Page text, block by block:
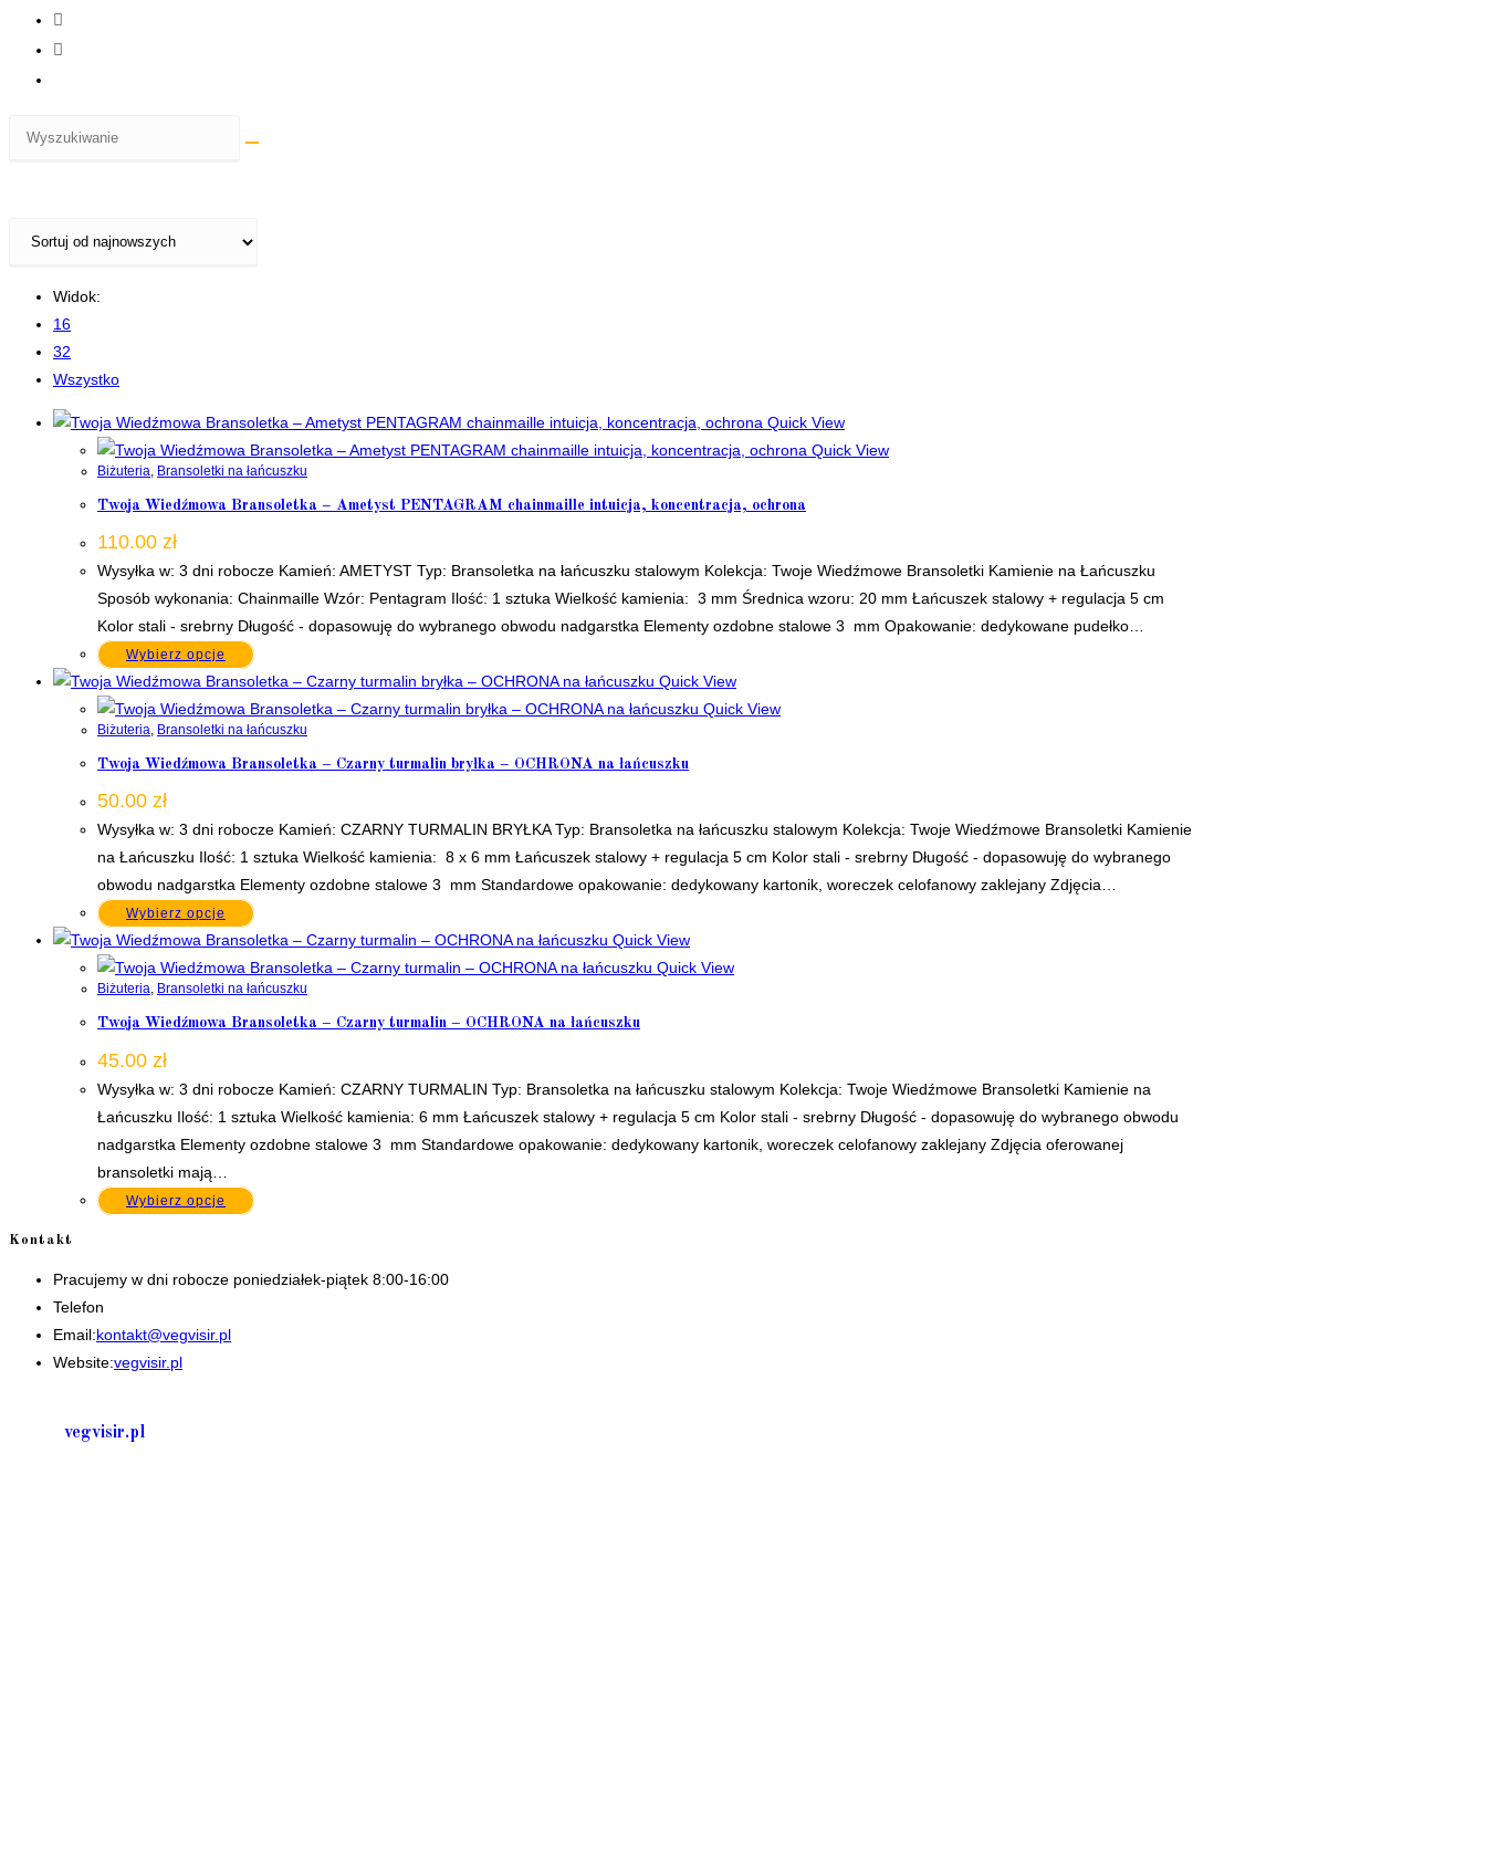
Widok:
16
32
Wszystko
Quick View
Quick View
Biżuteria, Bransoletki na łańcuszku
Twoja Wiedźmowa Bransoletka – Ametyst PENTAGRAM chainmaille intuicja, koncentracja, ochrona
110.00 zł
Wysyłka w: 3 dni robocze Kamień: AMETYST Typ: Bransoletka na łańcuszku stalowym Kolekcja: Twoje Wiedźmowe Bransoletki Kamienie na Łańcuszku
Sposób wykonania: Chainmaille Wzór: Pentagram Ilość: 1 sztuka Wielkość kamienia: 3 mm Średnica wzoru: 20 mm Łańcuszek stalowy + regulacja 5 cm
Kolor stali - srebrny Długość - dopasowuję do wybranego obwodu nadgarstka Elementy ozdobne stalowe 3 mm Opakowanie: dedykowane pudełko…
Wybierz opcje
Quick View
Quick View
Biżuteria, Bransoletki na łańcuszku
Twoja Wiedźmowa Bransoletka – Czarny turmalin bryłka – OCHRONA na łańcuszku
50.00 zł
Wysyłka w: 3 dni robocze Kamień: CZARNY TURMALIN BRYŁKA Typ: Bransoletka na łańcuszku stalowym Kolekcja: Twoje Wiedźmowe Bransoletki Kamienie
na Łańcuszku Ilość: 1 sztuka Wielkość kamienia: 8 x 6 mm Łańcuszek stalowy + regulacja 5 cm Kolor stali - srebrny Długość - dopasowuję do wybranego
obwodu nadgarstka Elementy ozdobne stalowe 3 mm Standardowe opakowanie: dedykowany kartonik, woreczek celofanowy zaklejany Zdjęcia…
Wybierz opcje
Quick View
Quick View
Biżuteria, Bransoletki na łańcuszku
Twoja Wiedźmowa Bransoletka – Czarny turmalin – OCHRONA na łańcuszku
45.00 zł
Wysyłka w: 3 dni robocze Kamień: CZARNY TURMALIN Typ: Bransoletka na łańcuszku stalowym Kolekcja: Twoje Wiedźmowe Bransoletki Kamienie na
Łańcuszku Ilość: 1 sztuka Wielkość kamienia: 6 mm Łańcuszek stalowy + regulacja 5 cm Kolor stali - srebrny Długość - dopasowuję do wybranego obwodu
nadgarstka Elementy ozdobne stalowe 3 mm Standardowe opakowanie: dedykowany kartonik, woreczek celofanowy zaklejany Zdjęcia oferowanej
bransoletki mają…
Wybierz opcje
Kontakt
Pracujemy w dni robocze poniedziałek-piątek 8:00-16:00
Telefon
Email:kontakt@vegvisir.plOpens
Website:vegvisir.pl
vegvisir.pl